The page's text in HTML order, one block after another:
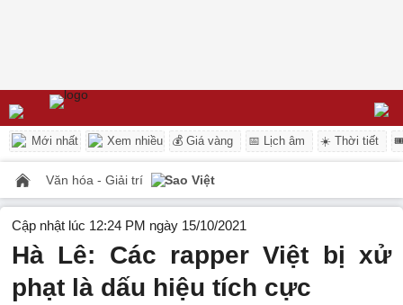
Mới nhất Xem nhiều 💰 Giá vàng 📅 Lịch âm ☀️ Thời tiết
Văn hóa - Giải trí Sao Việt
Cập nhật lúc 12:24 PM ngày 15/10/2021
Hà Lê: Các rapper Việt bị xử
phạt là dấu hiệu tích cực